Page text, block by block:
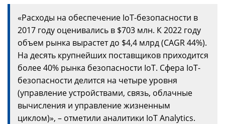
«Расходы на обеспечение IoT-безопасности в
2017 году оценивались в $703 млн. К 2022 году
объем рынка вырастет до $4,4 млрд (CAGR 44%).
На десять крупнейших поставщиков приходится
более 40% рынка безопасности IoT. Сфера IoT-
безопасности делится на четыре уровня
(управление устройствами, связь, облачные
вычисления и управление жизненным
циклом)», – отметили аналитики IoT Analytics.